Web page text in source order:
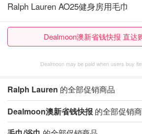
Ralph Lauren AO25健身房用毛巾
Dealmoon澳新省钱快报 直
Dealmoon may be paid when users buy
Ralph Lauren 的全部促销商品
Dealmoon澳新省钱快报 的全部促销